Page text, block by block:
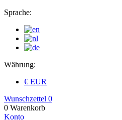
Sprache:
Währung:
€ EUR
Wunschzettel 0
0 Warenkorb
Konto